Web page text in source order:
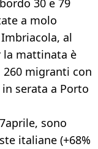
30 e 79
a molo
al
la mattinata è
migranti con
serata a Porto
sono
italiane (+68%